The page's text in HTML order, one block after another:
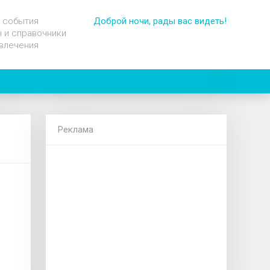
справочники
Доброй ночи, рады вас видеть!
Реклама